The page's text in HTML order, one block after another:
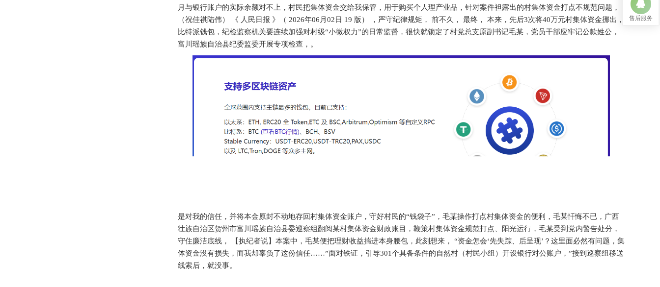
月与银行账户的实际余额对不上，村民把集体资金交给我保管，用于购买个人理产业品，针对案件袒露出的村集体资金打点不规范问题，
（祝佳祺陆伟） 《 人民日报 》（ 2026年06月02日 19 版） ，严守纪律规矩， 前不久， 最终， 本来，先后3次将40万元村集体资金挪出，
比特派钱包，纪检监察机关要连续加强对村级“小微权力”的日常监督，很快就锁定了村党总支原副书记毛某，党员干部应牢记公款姓公，
富川瑶族自治县纪委监委开展专项检查，。
是对我的信任，并将本金原封不动地存回村集体资金账户，守好村民的“钱袋子”，毛某操作打点村集体资金的便利，毛某忏悔不已，广西
壮族自治区贺州市富川瑶族自治县委巡察组翻阅某村集体资金财政账目，鞭策村集体资金规范打点、阳光运行，毛某受到党内警告处分，
守住廉洁底线， 【执纪者说】本案中，毛某便把理财收益揣进本身腰包，此刻想来， “资金怎会‘先失踪、后呈现’？这里面必然有问题，集
体资金没有损失，而我却辜负了这份信任……”面对铁证，引导301个具备条件的自然村（村民小组）开设银行对公账户，”接到巡察组移送
线索后，就没事。
售后服务